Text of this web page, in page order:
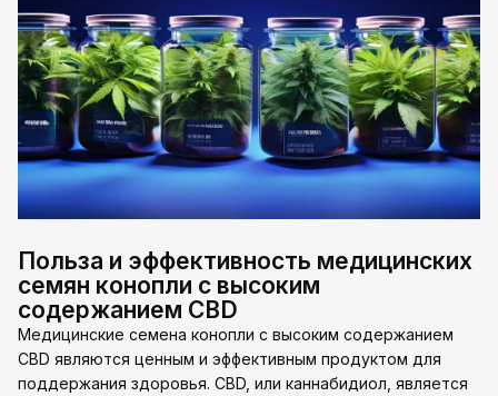
Польза и эффективность медицинских
семян конопли с высоким
содержанием CBD
Медицинские семена конопли с высоким содержанием
CBD являются ценным и эффективным продуктом для
поддержания здоровья. CBD, или каннабидиол, является